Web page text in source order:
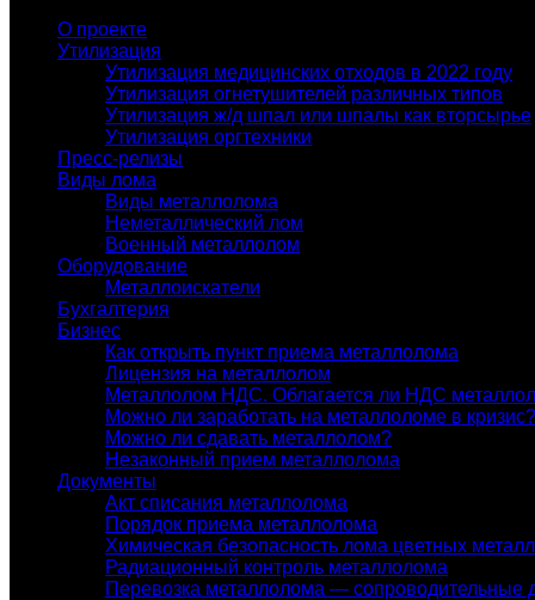
О проекте
Утилизация
Утилизация медицинских отходов в 2022 году
Утилизация огнетушителей различных типов
Утилизация ж/д шпал или шпалы как вторсырье
Утилизация оргтехники
Пресс-релизы
Виды лома
Виды металлолома
Неметаллический лом
Военный металлолом
Оборудование
Металлоискатели
Бухгалтерия
Бизнес
Как открыть пункт приема металлолома
Лицензия на металлолом
Металлолом НДС. Облагается ли НДС
Можно ли заработать на металлоломе в кризис?
Можно ли сдавать металлолом?
Незаконный прием металлолома
Документы
Акт списания металлолома
Порядок приема металлолома
Химическая безопасность лома цветных
Радиационный контроль металлолома
Перевозка металлолома — сопроводительные